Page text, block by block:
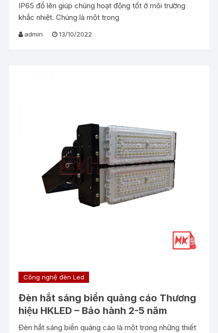
IP65 đổ lên giúp chúng hoạt động tốt ở môi trường
khắc nhiệt. Chúng là một trong
admin 13/10/2022
Công nghệ đèn Led
Đèn hắt sáng biển quảng cáo Thương
hiệu HKLED – Bảo hành 2-5 năm
Đèn hắt sáng biển quảng cáo là một trong những thiết